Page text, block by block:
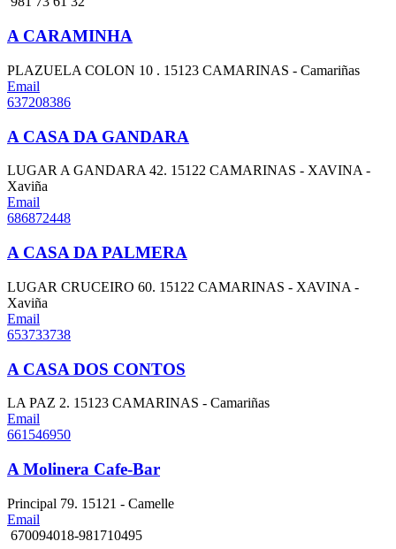
A CARAMINHA
PLAZUELA COLON 10 . 15123 CAMARINAS - Camariñas
Email
637208386
A CASA DA GANDARA
LUGAR A GANDARA 42. 15122 CAMARINAS - XAVINA -
Xaviña
Email
686872448
A CASA DA PALMERA
LUGAR CRUCEIRO 60. 15122 CAMARINAS - XAVINA -
Xaviña
Email
653733738
A CASA DOS CONTOS
LA PAZ 2. 15123 CAMARINAS - Camariñas
Email
661546950
A Molinera Cafe-Bar
Principal 79. 15121 - Camelle
Email
670094018-981710495